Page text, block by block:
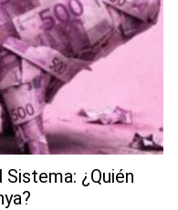
¿Quién